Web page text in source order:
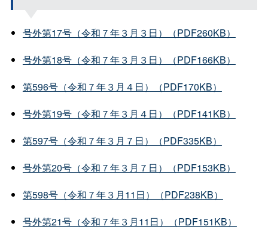
号外第17号（令和７年３月３日）（PDF260KB）
号外第18号（令和７年３月３日）（PDF166KB）
第596号（令和７年３月４日）（PDF170KB）
号外第19号（令和７年３月４日）（PDF141KB）
第597号（令和７年３月７日）（PDF335KB）
号外第20号（令和７年３月７日）（PDF153KB）
第598号（令和７年３月11日）（PDF238KB）
号外第21号（令和７年３月11日）（PDF151KB）